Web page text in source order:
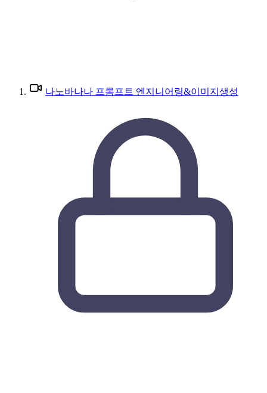
나노바나나 프롬프트 엔지니어링&이미지생성